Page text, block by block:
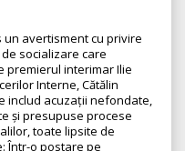
avertisment cu privire
socializare care
premierul interimar Ilie
Interne, Cătălin
includ acuzații nefondate,
și presupuse procese
toate lipsite de
Într-o postare pe